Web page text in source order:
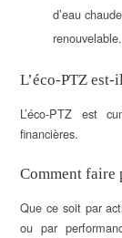
d’eau
renouvelable.
L’éco-PTZ
L’éco-PTZ est
financières.
Comment faire
Que ce soit par
ou par